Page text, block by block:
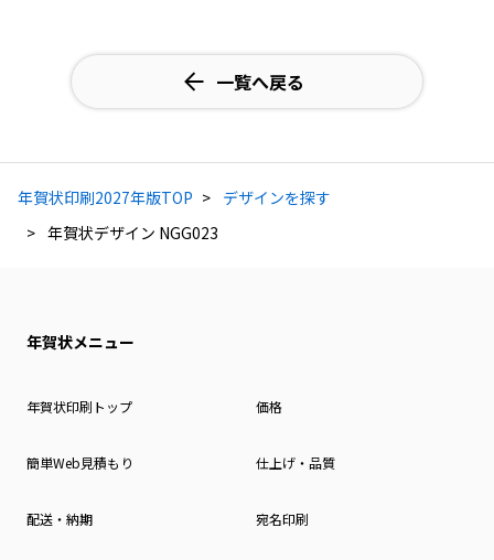
一覧へ戻る
年賀状印刷2027年版TOP
デザインを探す
年賀状デザイン NGG023
年賀状メニュー
年賀状印刷トップ 価格
簡単Web見積もり 仕上げ・品質
配送・納期 宛名印刷